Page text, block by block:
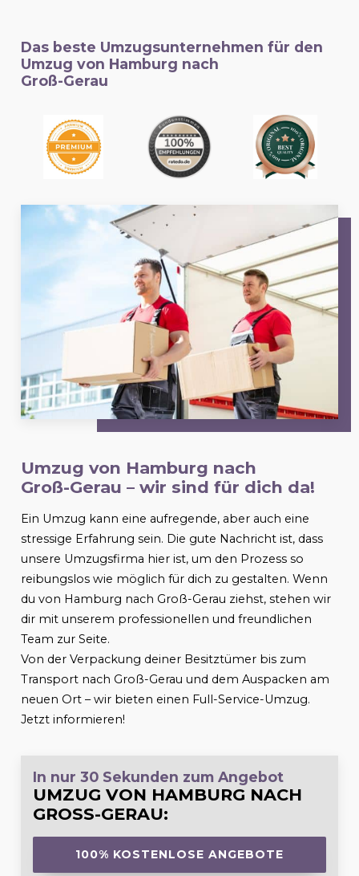
Das beste Umzugsunternehmen für den
Umzug von Hamburg nach
Groß-Gerau
Umzug von Hamburg nach
Groß-Gerau – wir sind für dich da!
Ein Umzug kann eine aufregende, aber auch eine
stressige Erfahrung sein. Die gute Nachricht ist, dass
unsere Umzugsfirma hier ist, um den Prozess so
reibungslos wie möglich für dich zu gestalten. Wenn
du von Hamburg nach Groß-Gerau ziehst, stehen wir
dir mit unserem professionellen und freundlichen
Team zur Seite.
Von der Verpackung deiner Besitztümer bis zum
Transport nach Groß-Gerau und dem Auspacken am
neuen Ort – wir bieten einen Full-Service-Umzug.
Jetzt informieren!
In nur 30 Sekunden zum Angebot
UMZUG VON HAMBURG NACH
GROSS-GERAU
:
100% KOSTENLOSE ANGEBOTE